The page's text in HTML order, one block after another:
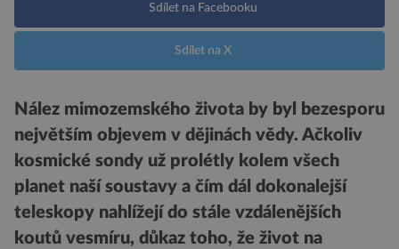
Sdílet na Facebooku
Sdílet na X
Nález mimozemského života by byl bezesporu
největším objevem v dějinách vědy. Ačkoliv
kosmické sondy už prolétly kolem všech
planet naší soustavy a čím dál dokonalejší
teleskopy nahlížejí do stále vzdálenějších
koutů vesmíru, důkaz toho, že život na